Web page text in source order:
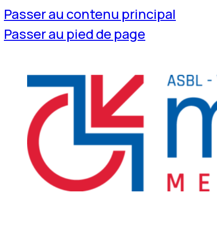
Passer au contenu principal
Passer au pied de page